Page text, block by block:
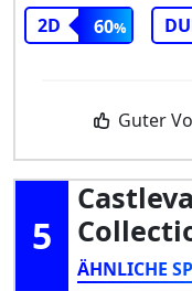
2D
60
Guter
5
ÄHNLICHE